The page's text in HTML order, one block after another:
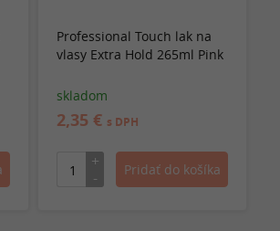
Professional Touch lak na
vlasy Extra Hold 265ml Pink
skladom
2,35 € s DPH